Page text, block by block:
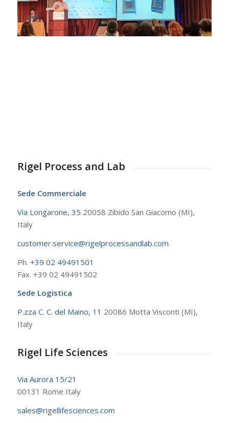
Rigel Process and Lab
Sede Commerciale
Via Longarone, 35 20058 Zibido San Giacomo (MI),
Italy
customer.service@rigelprocessandlab.com
Ph. +39 02 49491501
Fax. +39 02 49491502
Sede Logistica
P.zza C. C. del Maino, 11 20086 Motta Visconti (MI),
Italy
Rigel Life Sciences
Via Aurora 15/21
00131 Rome Italy
sales@rigellifesciences.com